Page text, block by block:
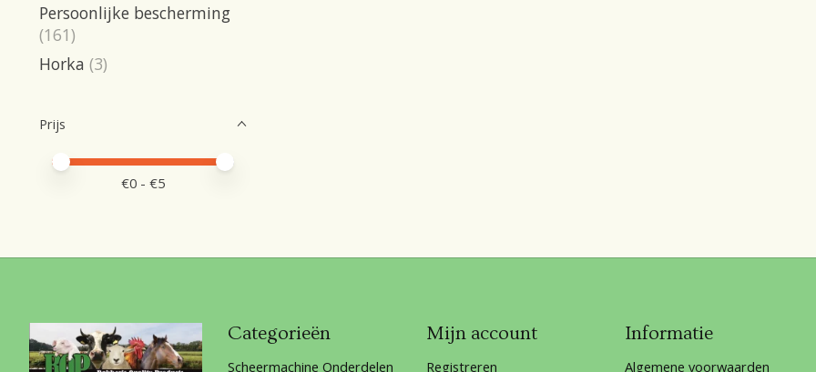
Persoonlijke bescherming
(161)
Horka (3)
Prijs
Minimale prijswaarde
Price maximum value
€0 - €5
Categorieën
Scheermachine Onderdelen
Mijn account
Registreren
Informatie
Algemene voorwaarden